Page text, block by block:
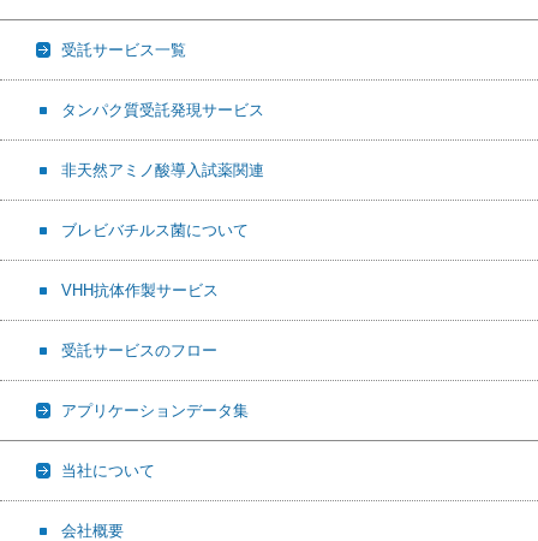
受託サービス一覧
タンパク質受託発現サービス
非天然アミノ酸導入試薬関連
ブレビバチルス菌について
VHH抗体作製サービス
受託サービスのフロー
アプリケーションデータ集
当社について
会社概要